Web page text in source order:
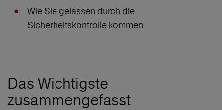
Wie Sie gelassen durch die
Sicherheitskontrolle kommen
Das Wichtigste
zusammengefasst